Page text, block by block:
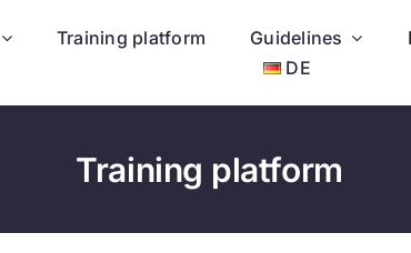
Training platform Guidelines
DE
Training platform